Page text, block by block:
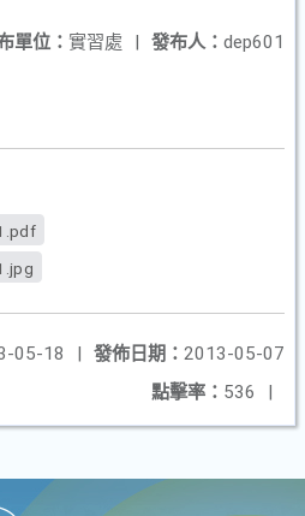
發布人： dep601
單位： 實習處 |
發佈日期： 2013-05-07
05-18
|
點擊率： 536 |